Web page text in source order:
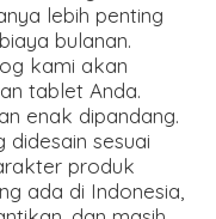
lebih penting
bulanan.
kami akan
tablet Anda.
enak dipandang.
sesuai
produk
ada di Indonesia,